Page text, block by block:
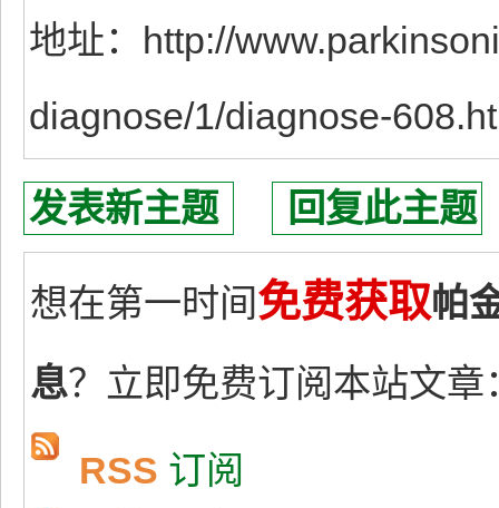
地址：http://
diagnose/1/diagnose-
发表新主题 回复此主题
想在第一时间免费获取帕
息？立即免费订阅本站文章
RSS 订阅